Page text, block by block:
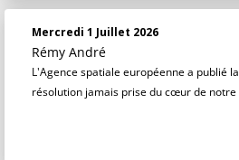
Mercredi 1 Juillet 2026
Rémy André
L'Agence spatiale européenne a publié
résolution jamais prise du cœur de